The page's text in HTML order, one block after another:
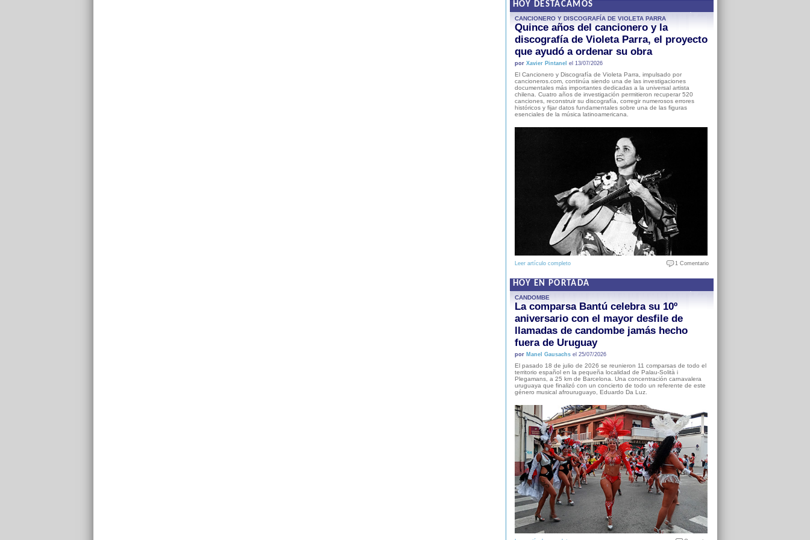
HOY DESTACAMOS
CANCIONERO Y DISCOGRAFÍA DE VIOLETA PARRA
Quince años del cancionero y la
discografía de Violeta Parra, el proyecto
que ayudó a ordenar su obra
por Xavier Pintanel el 13/07/2026
El Cancionero y Discografía de Violeta Parra, impulsado por
cancioneros.com, continúa siendo una de las investigaciones
documentales más importantes dedicadas a la universal artista
chilena. Cuatro años de investigación permitieron recuperar 520
canciones, reconstruir su discografía, corregir numerosos errores
históricos y fijar datos fundamentales sobre una de las figuras
esenciales de la música latinoamericana.
Leer artículo completo 1 Comentario
HOY EN PORTADA
CANDOMBE
La comparsa Bantú celebra su 10º
aniversario con el mayor desfile de
llamadas de candombe jamás hecho
fuera de Uruguay
por Manel Gausachsel 25/07/2026
El pasado 18 de julio de 2026 se reunieron 11 comparsas de todo el
territorio español en la pequeña localidad de Palau-Solità i
Plegamans, a 25 km de Barcelona. Una concentración carnavalera
uruguaya que finalizó con un concierto de todo un referente de este
género musical afrouruguayo, Eduardo Da Luz.